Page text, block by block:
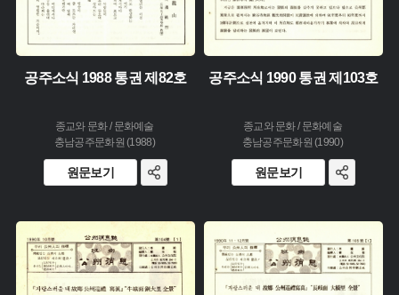
공주소식 1988 통권 제82호
종교와 문화 / 문화예술
충남공주문화원 (1988)
원문보기
공주소식 1990 통권 제103호
종교와 문화 / 문화예술
충남공주문화원 (1990)
원문보기
주제 :
주제 :